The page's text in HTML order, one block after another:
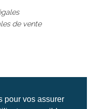
pour vos assurer
de vente